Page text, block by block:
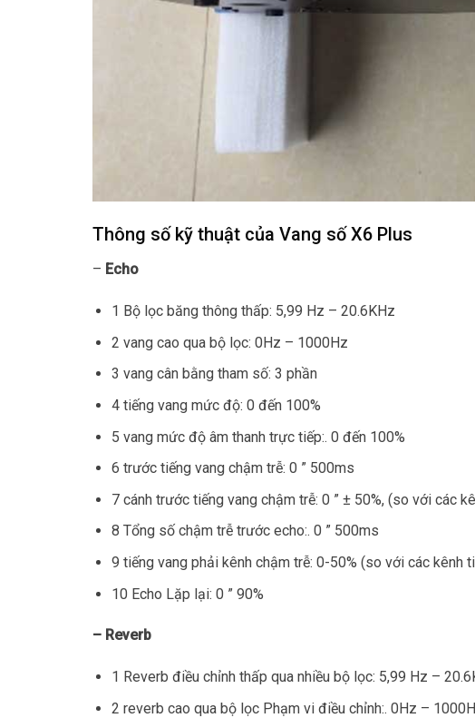
Thông số kỹ thuật của Vang số X6 Plus
– Echo
1 Bộ lọc băng thông thấp: 5,99 Hz – 20.6KHz
2 vang cao qua bộ lọc: 0Hz – 1000Hz
3 vang cân bằng tham số: 3 phần
4 tiếng vang mức độ: 0 đến 100%
5 vang mức độ âm thanh trực tiếp:. 0 đến 100%
6 trước tiếng vang chậm trễ: 0 ” 500ms
7 cánh trước tiếng vang chậm trễ: 0 ” ± 50%, (so với các
8 Tổng số chậm trễ trước echo:. 0 ” 500ms
9 tiếng vang phải kênh chậm trễ: 0-50% (so với các kênh
10 Echo Lặp lại: 0 ” 90%
– Reverb
1 Reverb điều chỉnh thấp qua nhiều bộ lọc: 5,99 Hz –
2 reverb cao qua bộ lọc Phạm vi điều chỉnh:. 0Hz –